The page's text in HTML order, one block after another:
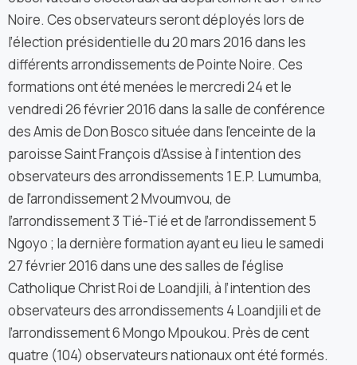
Noire. Ces observateurs seront déployés lors de
l’élection présidentielle du 20 mars 2016 dans les
différents arrondissements de Pointe Noire. Ces
formations ont été menées le mercredi 24 et le
vendredi 26 février 2016 dans la salle de conférence
des Amis de Don Bosco située dans l’enceinte de la
paroisse Saint François d’Assise à l’intention des
observateurs des arrondissements 1 E.P. Lumumba,
de l’arrondissement 2 Mvoumvou, de
l’arrondissement 3 Tié-Tié et de l’arrondissement 5
Ngoyo ; la dernière formation ayant eu lieu le samedi
27 février 2016 dans une des salles de l’église
Catholique Christ Roi de Loandjili, à l’intention des
observateurs des arrondissements 4 Loandjili et de
l’arrondissement 6 Mongo Mpoukou. Près de cent
quatre (104) observateurs nationaux ont été formés.